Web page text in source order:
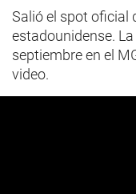
Salió el spot oficial
estadounidense.
septiembre en el
video.